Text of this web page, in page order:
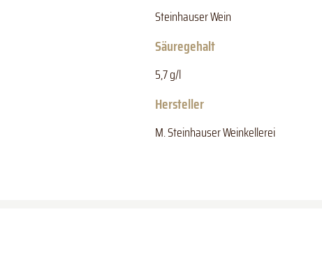
Steinhauser Wein
Säuregehalt
5,7 g/l
Hersteller
M. Steinhauser Weinkellerei